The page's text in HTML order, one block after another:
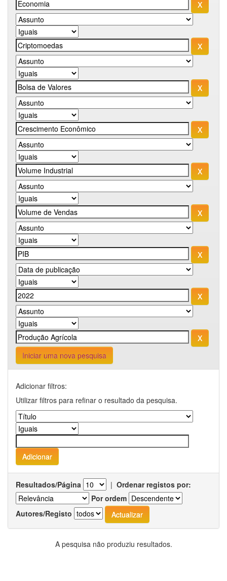
Iniciar uma nova pesquisa
Adicionar filtros:
Utilizar filtros para refinar o resultado da pesquisa.
Resultados/Página | Ordenar registos por:
Por ordem
Autores/Registo
A pesquisa não produziu resultados.